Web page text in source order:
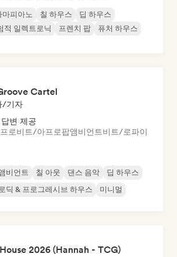
피아노 칠 하우스
딥 하우스
적 일렉트로닉 프렌치 팝
퓨처 하우스
Cartel
/기자
변 제공
로비트/아프로팝앰비언트비트/로파이
비언트 칠 아웃 댄스 음악
딥 하우스
딕 & 프로그레시브 하우스 미니멀
2026 (Hannah - TCG)